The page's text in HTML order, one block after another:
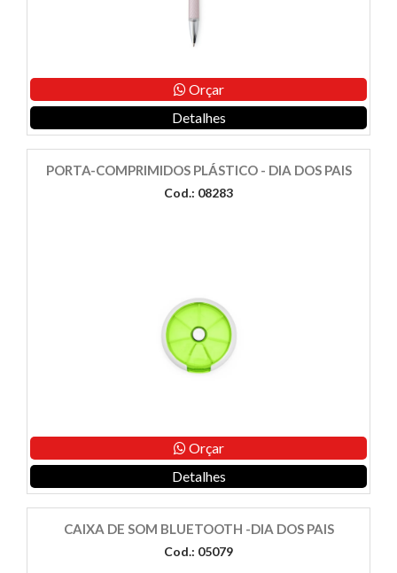
Orçar
Detalhes
PORTA-COMPRIMIDOS PLÁSTICO - DIA DOS PAIS
Cod.: 08283
Orçar
Detalhes
CAIXA DE SOM BLUETOOTH -DIA DOS PAIS
Cod.: 05079